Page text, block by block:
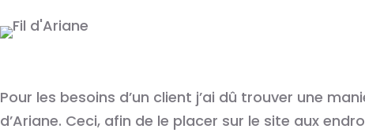
Pour les besoins d’un client j’ai dû trouver une
d’Ariane. Ceci, afin de le placer sur le site aux